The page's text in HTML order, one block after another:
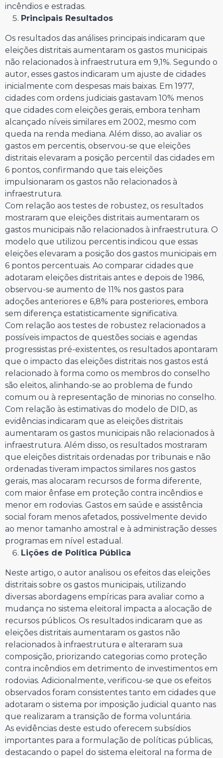
incêndios e estradas.
Principais Resultados
Os resultados das análises principais indicaram que
eleições distritais aumentaram os gastos municipais
não relacionados à infraestrutura em 9,1%. Segundo o
autor, esses gastos indicaram um ajuste de cidades
inicialmente com despesas mais baixas. Em 1977,
cidades com ordens judiciais gastavam 10% menos
que cidades com eleições gerais, embora tenham
alcançado níveis similares em 2002, mesmo com
queda na renda mediana. Além disso, ao avaliar os
gastos em percentis, observou-se que eleições
distritais elevaram a posição percentil das cidades em
6 pontos, confirmando que tais eleições
impulsionaram os gastos não relacionados à
infraestrutura.
Com relação aos testes de robustez, os resultados
mostraram que eleições distritais aumentaram os
gastos municipais não relacionados à infraestrutura. O
modelo que utilizou percentis indicou que essas
eleições elevaram a posição dos gastos municipais em
6 pontos percentuais. Ao comparar cidades que
adotaram eleições distritais antes e depois de 1986,
observou-se aumento de 11% nos gastos para
adoções anteriores e 6,8% para posteriores, embora
sem diferença estatisticamente significativa.
Com relação aos testes de robustez relacionados a
possíveis impactos de questões sociais e agendas
progressistas pré-existentes, os resultados apontaram
que o impacto das eleições distritais nos gastos está
relacionado à forma como os membros do conselho
são eleitos, alinhando-se ao problema de fundo
comum ou à representação de minorias no conselho.
Com relação às estimativas do modelo de DID, as
evidências indicaram que as eleições distritais
aumentaram os gastos municipais não relacionados à
infraestrutura. Além disso, os resultados mostraram
que eleições distritais ordenadas por tribunais e não
ordenadas tiveram impactos similares nos gastos
gerais, mas alocaram recursos de forma diferente,
com maior ênfase em proteção contra incêndios e
menor em rodovias. Gastos em saúde e assistência
social foram menos afetados, possivelmente devido
ao menor tamanho amostral e à administração desses
programas em nível estadual.
Lições de Política Pública
Neste artigo, o autor analisou os efeitos das eleições
distritais sobre os gastos municipais, utilizando
diversas abordagens empíricas para avaliar como a
mudança no sistema eleitoral impacta a alocação de
recursos públicos. Os resultados indicaram que as
eleições distritais aumentaram os gastos não
relacionados à infraestrutura e alteraram sua
composição, priorizando categorias como proteção
contra incêndios em detrimento de investimentos em
rodovias. Adicionalmente, verificou-se que os efeitos
observados foram consistentes tanto em cidades que
adotaram o sistema por imposição judicial quanto nas
que realizaram a transição de forma voluntária.
As evidências deste estudo oferecem subsídios
importantes para a formulação de políticas públicas,
destacando o papel do sistema eleitoral na forma de